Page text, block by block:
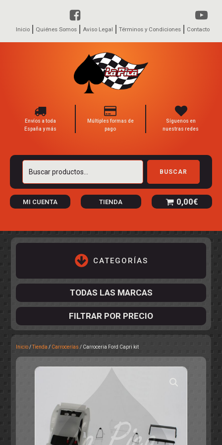
Inicio Quiénes Somos Aviso Legal Términos y Condiciones Contacto
Envíos a toda
España y más
Múltiples formas de
pago
Síguenos en
nuestras redes
Buscar
BUSCAR
MI CUENTA TIENDA 0,00€
CATEGORÍAS
OTROS
RALLY
TODAS LAS MARCAS
FILTRAR POR PRECIO
Inicio/Tienda / Carrocerías / Carroceria Ford Capri kit